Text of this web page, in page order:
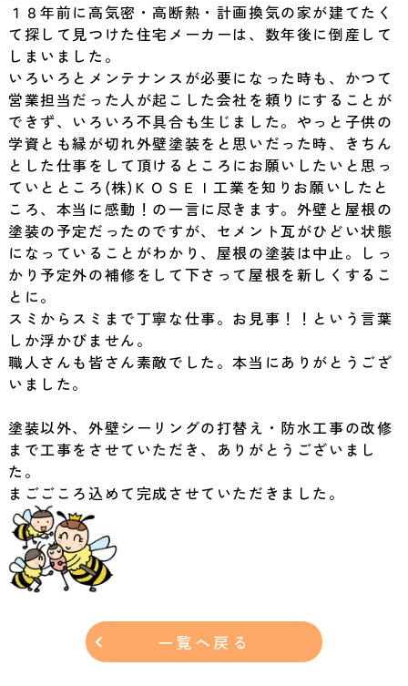
１８年前に高気密・高断熱・計画換気の家が建てたく
て探して見つけた住宅メーカーは、数年後に倒産して
しまいました。
いろいろとメンテナンスが必要になった時も、かつて
営業担当だった人が起こした会社を頼りにすることが
できず、いろいろ不具合も生じました。やっと子供の
学資とも縁が切れ外壁塗装をと思いだった時、きちん
とした仕事をして頂けるところにお願いしたいと思っ
ていとところ(株)ＫＯＳＥＩ工業を知りお願いしたと
ころ、本当に感動！の一言に尽きます。外壁と屋根の
塗装の予定だったのですが、セメント瓦がひどい状態
になっていることがわかり、屋根の塗装は中止。しっ
かり予定外の補修をして下さって屋根を新しくするこ
とに。
スミからスミまで丁寧な仕事。お見事！！という言葉
しか浮かびません。
職人さんも皆さん素敵でした。本当にありがとうござ
いました。
塗装以外、外壁シーリングの打替え・防水工事の改修
まで工事をさせていただき、ありがとうございまし
た。
まごごころ込めて完成させていただきました。
一覧へ戻る